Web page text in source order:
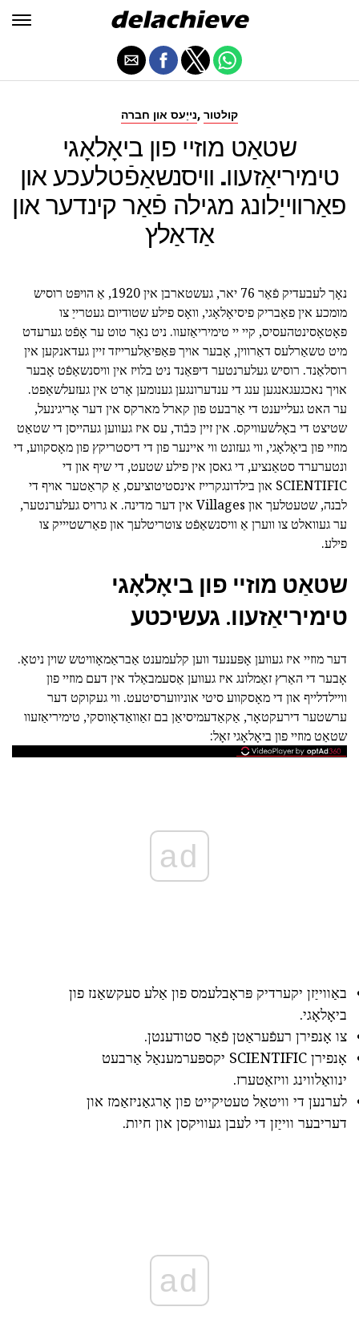
נייַעס און חברה, קולטור
שטאַט מוזיי פון ביאָלאָגי
טימיריאַזעוו. וויסנשאַפֿטלעכע און
פאַרווייַלונג מגילה פֿאַר קינדער און
אַדאַלץ
נאָך לעבעדיק פֿאַר 76 יאר, געשטארבן אין 1920, אַ הויפּט רוסיש
מומכע אין פאַבריק פיסיאָלאָגי, וואָס פילע שטודיום געטרייַ צו
פאָטאָסינטהעסיס, קיי יי טימיריאַזעוו. ניט נאָר טוט ער אָפֿט גערעדט
מיט טשאַרלעס דאַרווין, אָבער אויך פּאַפּיאַלערייזד זיין געדאנקען אין
רוסלאַנד. רוסיש געלערנטער דיפּאַנד ניט בלויז אין וויסנשאַפֿט אָבער
אויך נאכגעגאנגען ענג די ענדערונגען גענומען אָרט אין געזעלשאַפט.
ער האט געלייענט די אַרבעט פון קארל מארקס אין דער אָריגינעל,
שטיצט די באָלשעוויקס. אין זיין כּבֿוד, עס איז געווען געהייסן די שטאַט
מוזיי פון ביאָלאָגי, ווי געזונט ווי איינער פון די דיסטריקץ פון מאָסקווע, די
ונטערערד סטאַנציע, די גאסן אין פילע שטעט, די שיף און די
SCIENTIFIC און בילדונגקרייז אינסטיטוציעס, אַ קראַטער אויף די
לבנה, שטעטלעך און Villages אין דער מדינה. א גרויס געלערנטער,
ער געוואלט צו ווערן אַ וויסנשאַפֿט צוטריטלעך און פאַרשטיייק צו
פילע.
שטאַט מוזיי פון ביאָלאָגי
טימיריאַזעוו. געשיכטע
דער מוזיי איז געווען אָפּענעד ווען קלעמענט אַבראַמאָוויטש שוין ניטאָ.
אָבער די האַרץ זאַמלונג איז געווען אַסעמבאַלד אין דעם מוזיי פון
וויילדלייף און די מאָסקווע סיטי אוניווערסיטעט. ווי געקוקט דער
ערשטער דירעקטאָר, אַקאַדעמיסיאַן בם זאַוואַדאָווסקי, טימיריאַזעוו
שטאַט מוזיי פון ביאָלאָגי זאָל:
ad
באַווייַזן יקערדיק פּראָבלעמס פון אַלע סעקשאַנז פון
ביאָלאָגי.
צו אָנפירן רעפֿעראַטן פֿאַר סטודענטן.
אָנפירן SCIENTIFIC יקספּערמענאַל אַרבעט
ינוואַלווינג וויזאַטערז.
לערנען די וויטאַל טעטיקייט פון אָרגאַניזאַמז און
דעריבער ווייַזן די לעבן געוויקסן און חיות.
ad